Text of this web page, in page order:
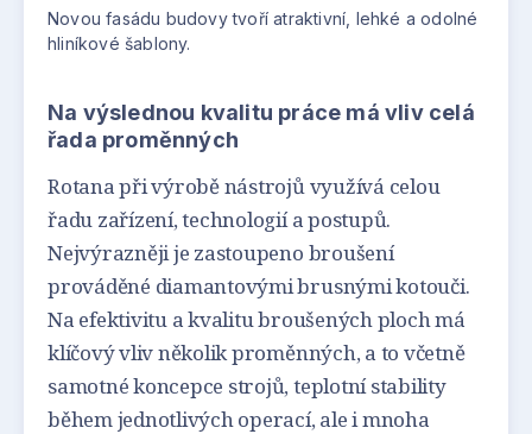
Novou fasádu budovy tvoří atraktivní, lehké a odolné
hliníkové šablony.
Na výslednou kvalitu práce má vliv celá
řada proměnných
Rotana při výrobě nástrojů využívá celou
řadu zařízení, technologií a postupů.
Nejvýrazněji je zastoupeno broušení
prováděné diamantovými brusnými kotouči.
Na efektivitu a kvalitu broušených ploch má
klíčový vliv několik proměnných, a to včetně
samotné koncepce strojů, teplotní stability
během jednotlivých operací, ale i mnoha